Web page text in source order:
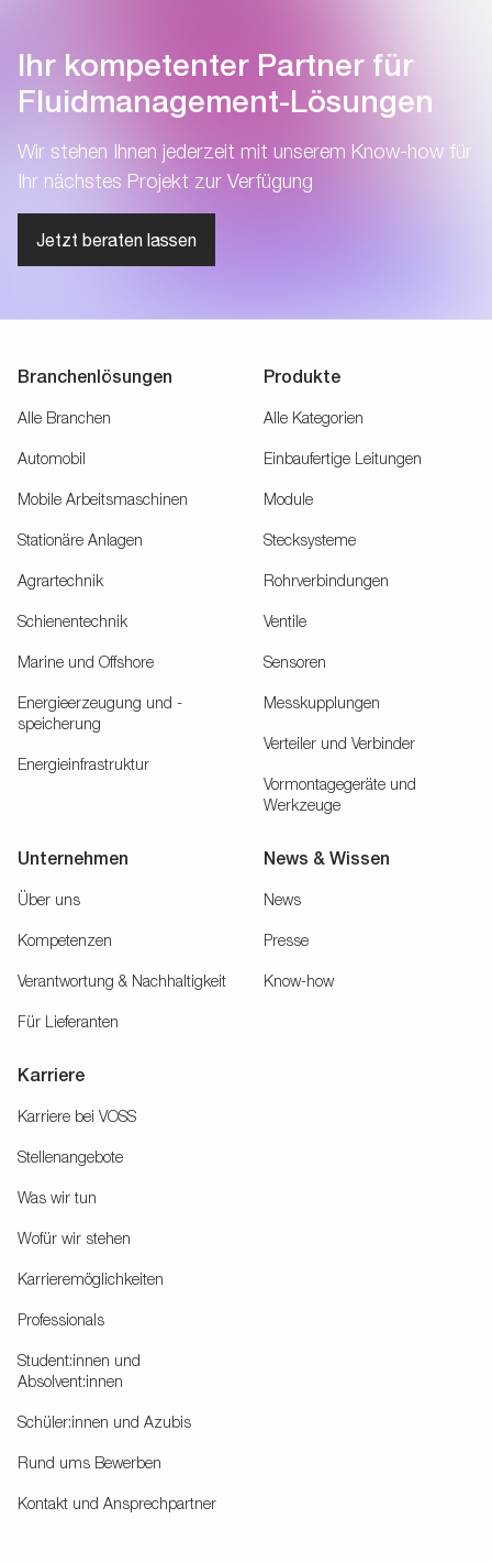
Ihr kompetenter Partner für
Fluidmanagement-Lösungen
Wir stehen Ihnen jederzeit mit unserem Know-how für
Ihr nächstes Projekt zur Verfügung
Jetzt beraten lassen
Branchenlösungen
Alle Branchen
Automobil
Mobile Arbeitsmaschinen
Stationäre Anlagen
Agrartechnik
Schienentechnik
Marine und Offshore
Energieerzeugung und -
speicherung
Energieinfrastruktur
Produkte
Alle Kategorien
Einbaufertige Leitungen
Module
Stecksysteme
Rohrverbindungen
Ventile
Sensoren
Messkupplungen
Verteiler und Verbinder
Vormontagegeräte und
Werkzeuge
Unternehmen
Über uns
Kompetenzen
Verantwortung & Nachhaltigkeit
Für Lieferanten
News & Wissen
News
Presse
Know-how
Karriere
Karriere bei VOSS
Stellenangebote
Was wir tun
Wofür wir stehen
Karrieremöglichkeiten
Professionals
Student:innen und
Absolvent:innen
Schüler:innen und Azubis
Rund ums Bewerben
Kontakt und Ansprechpartner